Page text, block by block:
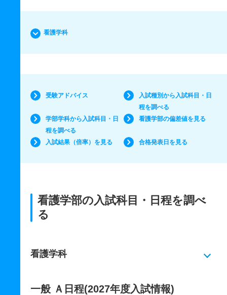
看護学科
受験アドバイス
入試種別から入試科目・日
程を調べる
学部学科から入試科目・日
程を調べる
看護学部の偏差値を見る
入試結果（倍率）を見る 合格発表日を見る
看護学部の入試科目・日程を調べ
る
看護学科
一般 Ａ日程(2027年度入試情報)